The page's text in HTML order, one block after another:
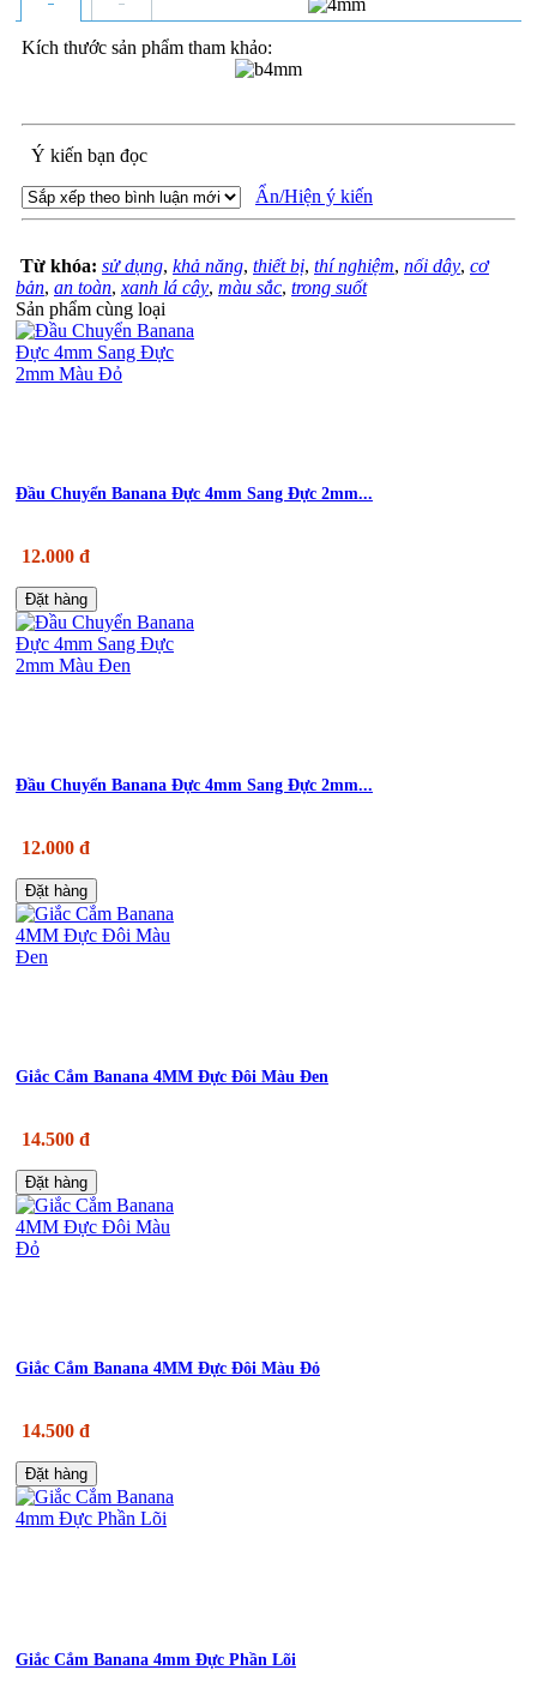
Kích thước sản phẩm tham khảo:
Ý kiến bạn đọc
Ẩn/Hiện ý kiến
Từ khóa: sử dụng, khả năng, thiết bị, thí nghiệm, nối dây, cơ
bản, an toàn, xanh lá cây, màu sắc, trong suốt
Sản phẩm cùng loại
Đầu Chuyển Banana Đực 4mm Sang Đực 2mm...
12.000 đ
Đặt hàng
Đầu Chuyển Banana Đực 4mm Sang Đực 2mm...
12.000 đ
Đặt hàng
Giắc Cắm Banana 4MM Đực Đôi Màu Đen
14.500 đ
Đặt hàng
Giắc Cắm Banana 4MM Đực Đôi Màu Đỏ
14.500 đ
Đặt hàng
Giắc Cắm Banana 4mm Đực Phần Lõi